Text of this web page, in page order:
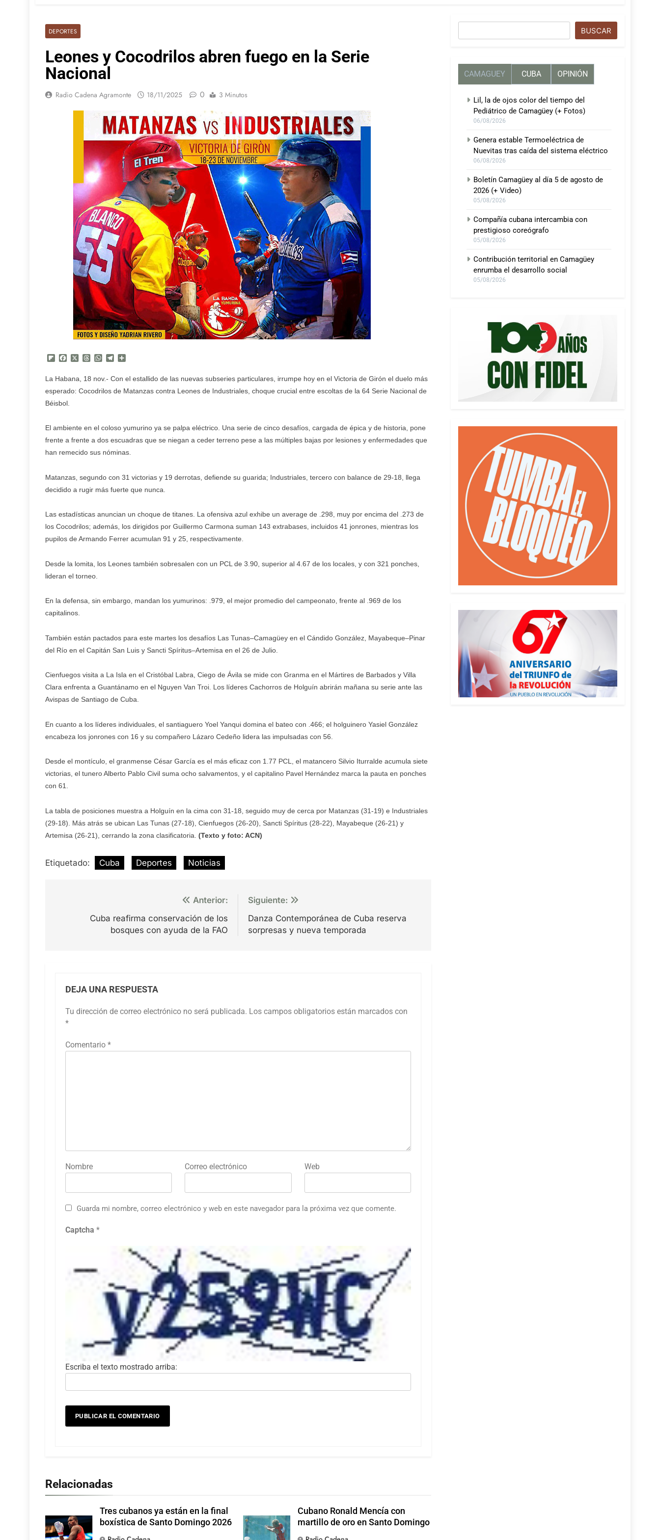
DEPORTES
Leones y Cocodrilos abren fuego en la Serie
Nacional
Radio Cadena Agramonte 18/11/2025 0 3 Minutos
Flipboard
FacebookThreadsWhatsApp
Telegram
La Habana, 18 nov.- Con el estallido de las nuevas subseries particulares, irrumpe hoy en el Victoria de Girón el duelo más
esperado: Cocodrilos de Matanzas contra Leones de Industriales, choque crucial entre escoltas de la 64 Serie Nacional de
Béisbol.
El ambiente en el coloso yumurino ya se palpa eléctrico. Una serie de cinco desafíos, cargada de épica y de historia, pone
frente a frente a dos escuadras que se niegan a ceder terreno pese a las múltiples bajas por lesiones y enfermedades que
han remecido sus nóminas.
Matanzas, segundo con 31 victorias y 19 derrotas, defiende su guarida; Industriales, tercero con balance de 29-18, llega
decidido a rugir más fuerte que nunca.
Las estadísticas anuncian un choque de titanes. La ofensiva azul exhibe un average de .298, muy por encima del .273 de
los Cocodrilos; además, los dirigidos por Guillermo Carmona suman 143 extrabases, incluidos 41 jonrones, mientras los
pupilos de Armando Ferrer acumulan 91 y 25, respectivamente.
Desde la lomita, los Leones también sobresalen con un PCL de 3.90, superior al 4.67 de los locales, y con 321 ponches,
lideran el torneo.
En la defensa, sin embargo, mandan los yumurinos: .979, el mejor promedio del campeonato, frente al .969 de los
capitalinos.
También están pactados para este martes los desafíos Las Tunas–Camagüey en el Cándido González, Mayabeque–Pinar
del Río en el Capitán San Luis y Sancti Spíritus–Artemisa en el 26 de Julio.
Cienfuegos visita a La Isla en el Cristóbal Labra, Ciego de Ávila se mide con Granma en el Mártires de Barbados y Villa
Clara enfrenta a Guantánamo en el Nguyen Van Troi. Los líderes Cachorros de Holguín abrirán mañana su serie ante las
Avispas de Santiago de Cuba.
En cuanto a los líderes individuales, el santiaguero Yoel Yanqui domina el bateo con .466; el holguinero Yasiel González
encabeza los jonrones con 16 y su compañero Lázaro Cedeño lidera las impulsadas con 56.
Desde el montículo, el granmense César García es el más eficaz con 1.77 PCL, el matancero Silvio Iturralde acumula siete
victorias, el tunero Alberto Pablo Civil suma ocho salvamentos, y el capitalino Pavel Hernández marca la pauta en ponches
con 61.
La tabla de posiciones muestra a Holguín en la cima con 31-18, seguido muy de cerca por Matanzas (31-19) e Industriales
(29-18). Más atrás se ubican Las Tunas (27-18), Cienfuegos (26-20), Sancti Spíritus (28-22), Mayabeque (26-21) y
Artemisa (26-21), cerrando la zona clasificatoria. (Texto y foto: ACN)
Etiquetado: Cuba Deportes Noticias
Anterior:
Cuba reafirma conservación de los
bosques con ayuda de la FAO
Siguiente:
Danza Contemporánea de Cuba reserva
sorpresas y nueva temporada
DEJA UNA RESPUESTA
Tu dirección de correo electrónico no será publicada. Los campos obligatorios están marcados con
*
Comentario *
Nombre Correo electrónico Web
Guarda mi nombre, correo electrónico y web en este navegador para la próxima vez que comente.
Captcha *
Escriba el texto mostrado arriba:
Relacionadas
Tres cubanos ya están en la final
boxística de Santo Domingo 2026
Cubano Ronald Mencía con
martillo de oro en Santo Domingo
BUSCAR
CAMAGUEY CUBA OPINIÓN
Lil, la de ojos color del tiempo del
Pediátrico de Camagüey (+ Fotos)
06/08/2026
Genera estable Termoeléctrica de
Nuevitas tras caída del sistema eléctrico
06/08/2026
Boletín Camagüey al día 5 de agosto de
2026 (+ Video)
05/08/2026
Compañía cubana intercambia con
prestigioso coreógrafo
05/08/2026
Contribución territorial en Camagüey
enrumba el desarrollo social
05/08/2026